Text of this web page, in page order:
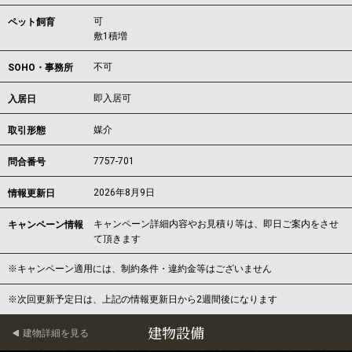
ペット飼育
可
敷1積増
SOHO・事務所 不可
入居日 即入居可
取引形態 媒介
問合番号 7757-701
情報更新日 2026年8月9日
キャンペーン情報
キャンペーン詳細内容やお見積り等は、即日ご案内をさせ
て頂きます
※キャンペーン適用には、制約条件・違約金等はございません
※次回更新予定日は、上記の情報更新日から2週間後になります
建物設備
建物詳細を見る